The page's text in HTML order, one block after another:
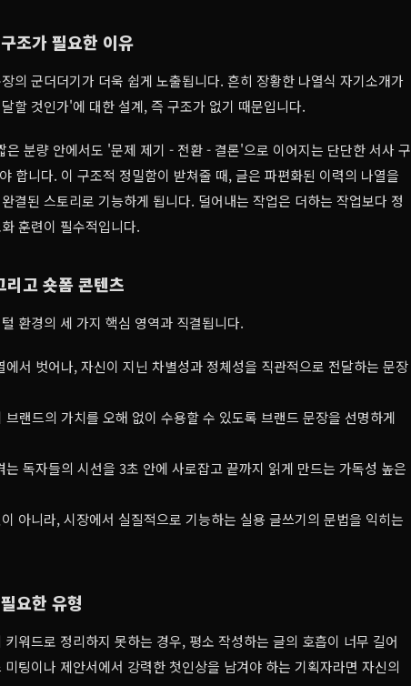
조가 필요한 이유
의 군더더기가 더욱 쉽게 노출됩니다. 흔히 장황한 나열식 자기소개가
할 것인가'에 대한 설계, 즉 구조가 없기 때문입니다.
분량 안에서도 '문제 제기 - 전환 - 결론'으로 이어지는 단단한 서사 구
니다. 이 구조적 정밀함이 받쳐줄 때, 글은 파편화된 이력의 나열을
결된 스토리로 기능하게 됩니다. 덜어내는 작업은 더하는 작업보다 정
훈련이 필수적입니다.
고 숏폼 콘텐츠
환경의 세 가지 핵심 영역과 직결됩니다.
에서 벗어나, 자신이 지닌 차별성과 정체성을 직관적으로 전달하는 문장
브랜드의 가치를 오해 없이 수용할 수 있도록 브랜드 문장을 선명하게
는 독자들의 시선을 3초 안에 사로잡고 끝까지 읽게 만드는 가독성 높은
아니라, 시장에서 실질적으로 기능하는 실용 글쓰기의 문법을 익히는
요한 유형
워드로 정리하지 못하는 경우, 평소 작성하는 글의 호흡이 너무 길어
팅이나 제안서에서 강력한 첫인상을 남겨야 하는 기획자라면 자신의